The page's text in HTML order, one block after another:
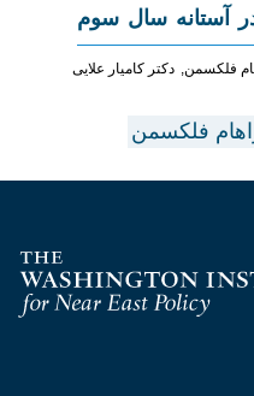
آستانه سال سوم
فلکسمن دکتر کامیار علایی